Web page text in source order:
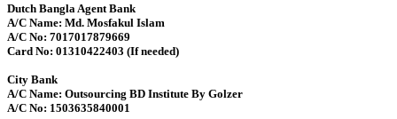
Dutch Bangla Agent Bank
A/C Name: Md. Mosfakul Islam
A/C No: 7017017879669
Card No: 01310422403 (If needed)
City Bank
A/C Name: Outsourcing BD Institute By Golzer
A/C No: 1503635840001